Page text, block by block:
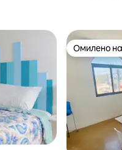
Омилено
Омилено